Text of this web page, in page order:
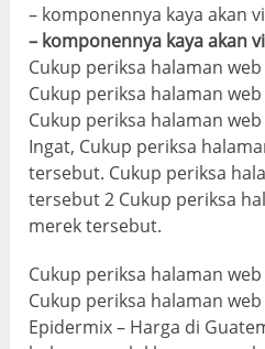
– komponennya kaya akan
– komponennya kaya akan
Cukup periksa halaman
Cukup periksa halaman
Cukup periksa halaman
Ingat, Cukup periksa
tersebut. Cukup periksa
tersebut 2 Cukup periksa
merek tersebut.
Cukup periksa halaman
Cukup periksa halaman
Epidermix – Harga di